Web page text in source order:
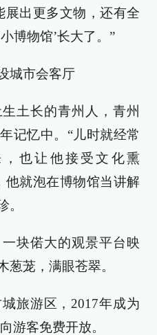
展出更多文物，还有全
博物馆’长大了。”
城市会客厅
土长的青州人，青州
记忆中。“儿时就经常
也让他接受文化熏
他就泡在博物馆当讲解
。
块偌大的观景平台映
葱茏，满眼苍翠。
旅游区，2017年成为
游客免费开放。